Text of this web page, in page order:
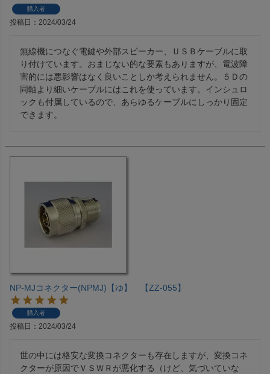
購入者
投稿日 2024/03/24
無線機につなぐ電鍵や外部スピーカー、ＵＳＢケーブルに取
り付けています。おまじない的な要素もありますが、電波障
害的には悪影響はなく良いことしか考えられません。５Ｄの
同軸より細いケーブルにはこれを使っています。インシュロ
ックも付属しているので、あらゆるケーブルにしっかり固定
できます。
NP-MJコネクター(NPMJ)【ゆ】 【ZZ-055】
購入者
投稿日 2024/03/24
世の中には格安な変換コネクターも存在しますが、変換コネ
クターが原因でＶＳＷＲが悪化する（けど、気づいていな